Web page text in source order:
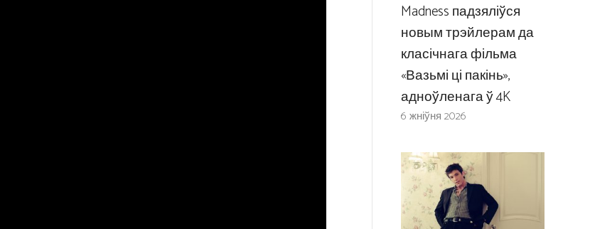
Madness падзяліўся
новым трэйлерам да
класічнага фільма
«Вазьмі ці пакінь»,
адноўленага ў 4K
6 жніўня 2026